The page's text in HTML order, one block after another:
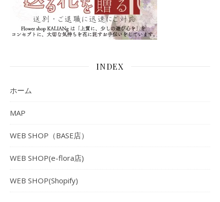
INDEX
ホーム
MAP
WEB SHOP（BASE店）
WEB SHOP(e-flora店)
WEB SHOP(Shopify)